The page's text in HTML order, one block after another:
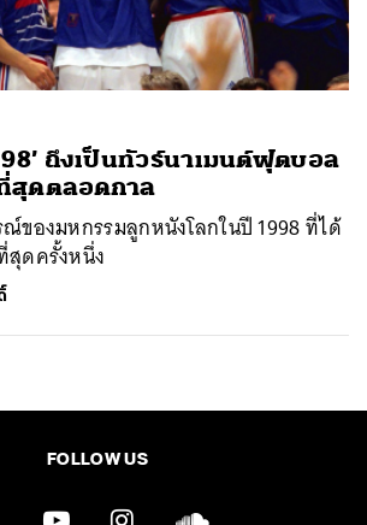
ถึงเป็นทัวร์นาเมนต์ฟุตบอล
สุดตลอดกาล
ของมหกรรมลูกหนังโลกในปี 1998 ที่ได้
สุดครั้งหนึ่ง
FOLLOW US
TWEET LINE EMAIL